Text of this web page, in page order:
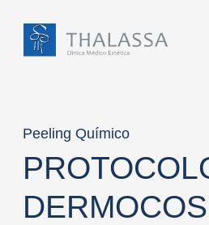
Chamo-me
, sou
Peeling Químico